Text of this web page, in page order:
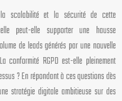
scalabilité et la sécurité de cette
peut-elle supporter une hausse
de leads générés par une nouvelle
conformité RGPD est-elle pleinement
? En répondant à ces questions dès
stratégie digitale ambitieuse sur des